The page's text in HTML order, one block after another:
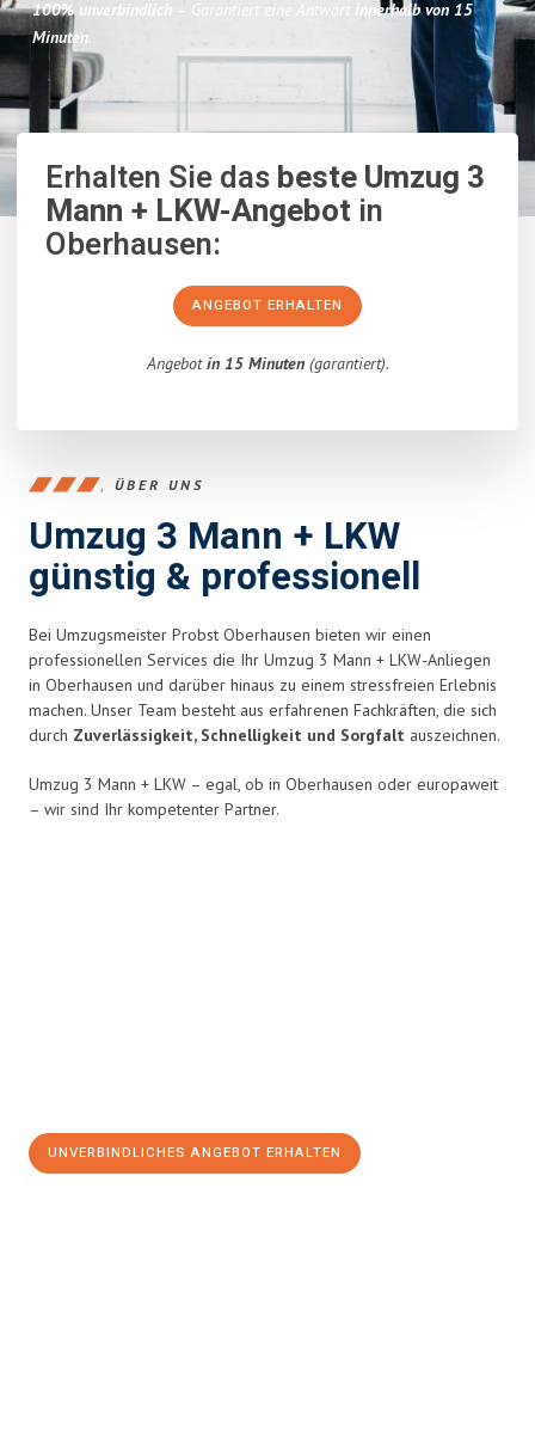
100% unverbindlich – Garantiert eine Antwort innerhalb von 15
Minuten.
Erhalten Sie dasbeste Umzug 3
Mann + LKW-Angebot in
Oberhausen:
ANGEBOT ERHALTEN
Angebotin 15 Minuten(garantiert).
ÜBER UNS
Umzug 3 Mann + LKW
günstig & professionell
Bei Umzugsmeister Probst Oberhausen bieten wir einen
professionellen Services die Ihr Umzug 3 Mann + LKW-Anliegen
in Oberhausen und darüber hinaus zu einem stressfreien Erlebnis
machen. Unser Team besteht aus erfahrenen Fachkräften, die sich
durch Zuverlässigkeit, Schnelligkeit und Sorgfalt auszeichnen.
Umzug 3 Mann + LKW – egal, ob in Oberhausen oder europaweit
– wir sind Ihr kompetenter Partner.
UNVERBINDLICHES ANGEBOT ERHALTEN